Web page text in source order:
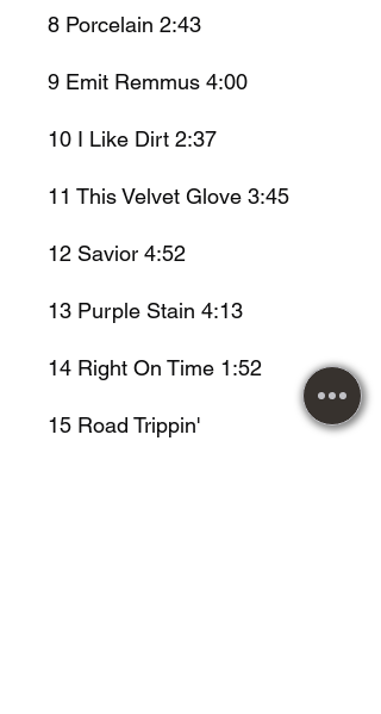
8 Porcelain 2:43
9 Emit Remmus 4:00
10 I Like Dirt 2:37
11 This Velvet Glove 3:45
12 Savior 4:52
13 Purple Stain 4:13
14 Right On Time 1:52
15 Road Trippin'